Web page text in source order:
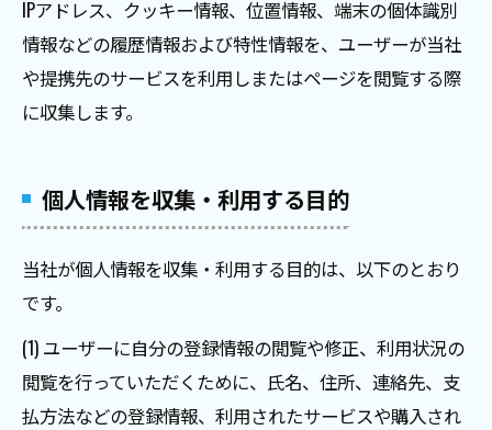
IPアドレス、クッキー情報、位置情報、端末の個体識別
情報などの履歴情報および特性情報を、ユーザーが当社
や提携先のサービスを利用しまたはページを閲覧する際
に収集します。
個人情報を収集・利用する目的
当社が個人情報を収集・利用する目的は、以下のとおり
です。
(1) ユーザーに自分の登録情報の閲覧や修正、利用状況の
閲覧を行っていただくために、氏名、住所、連絡先、支
払方法などの登録情報、利用されたサービスや購入され